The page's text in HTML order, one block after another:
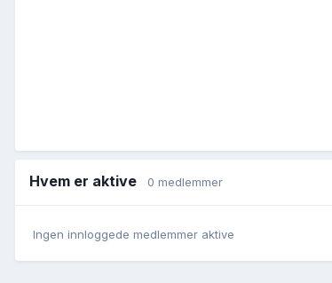
Hvem er aktive 0 medlemmer
Ingen innloggede medlemmer aktive